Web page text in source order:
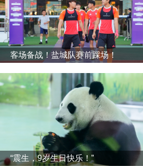
客场备战！盐城队赛前踩场！
“震生，9岁生日快乐！”